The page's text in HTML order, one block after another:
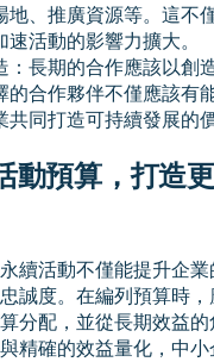
地、推廣資源等。這不
速活動的影響力擴大。
：長期的合作應該以創
的合作夥伴不僅應該有
共同打造可持續發展的
動預算，打造
續活動不僅能提升企
誠度。在編列預算時
分配，並從長期效益
精確的效益量化，中